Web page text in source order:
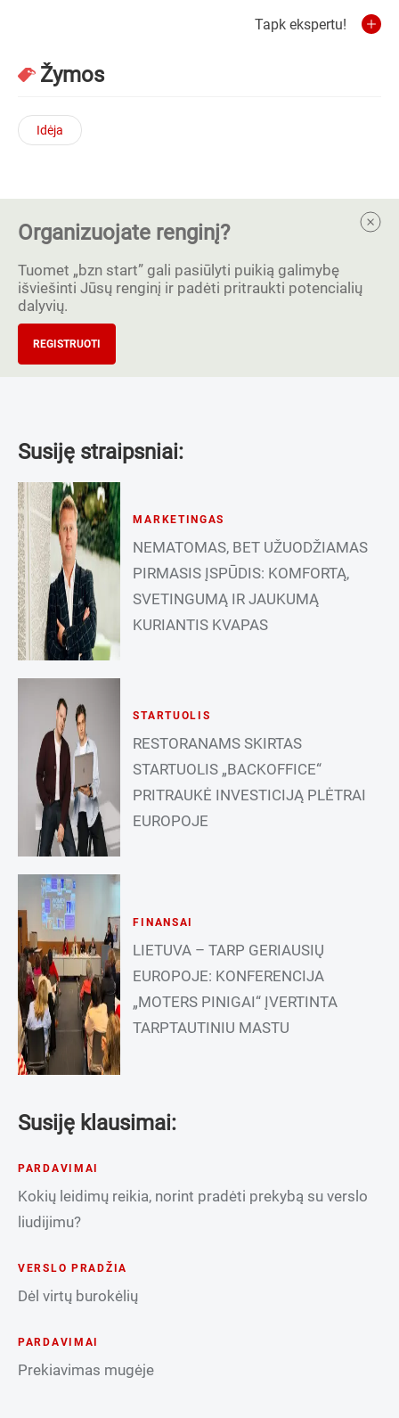
Tapk ekspertu!
Žymos
Idėja
Organizuojate renginį?
Tuomet „bzn start” gali pasiūlyti puikią galimybę
išviešinti Jūsų renginį ir padėti pritraukti potencialių
dalyvių.
REGISTRUOTI
Susiję straipsniai:
MARKETINGAS
NEMATOMAS, BET UŽUODŽIAMAS
PIRMASIS ĮSPŪDIS: KOMFORTĄ,
SVETINGUMĄ IR JAUKUMĄ
KURIANTIS KVAPAS
STARTUOLIS
RESTORANAMS SKIRTAS
STARTUOLIS „BACKOFFICE“
PRITRAUKĖ INVESTICIJĄ PLĖTRAI
EUROPOJE
FINANSAI
LIETUVA – TARP GERIAUSIŲ
EUROPOJE: KONFERENCIJA
„MOTERS PINIGAI“ ĮVERTINTA
TARPTAUTINIU MASTU
Susiję klausimai:
PARDAVIMAI
Kokių leidimų reikia, norint pradėti prekybą su verslo
liudijimu?
VERSLO PRADŽIA
Dėl virtų burokėlių
PARDAVIMAI
Prekiavimas mugėje